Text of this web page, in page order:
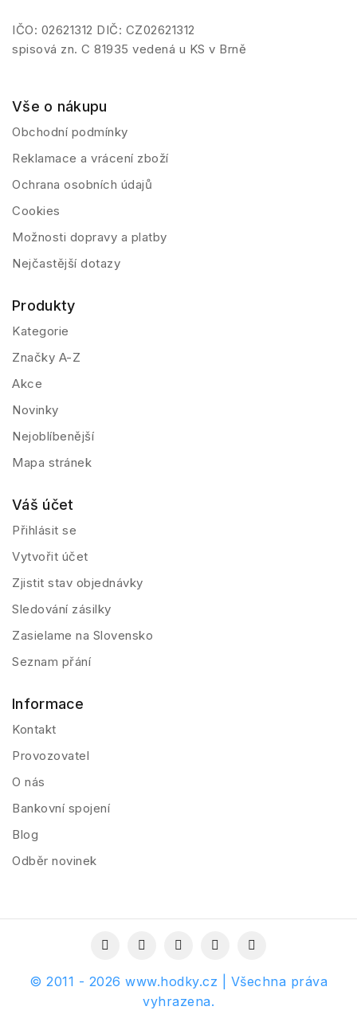
IČO: 02621312 DIČ: CZ02621312
spisová zn. C 81935 vedená u KS v Brně
Vše o nákupu
Obchodní podmínky
Reklamace a vrácení zboží
Ochrana osobních údajů
Cookies
Možnosti dopravy a platby
Nejčastější dotazy
Produkty
Kategorie
Značky A-Z
Akce
Novinky
Nejoblíbenější
Mapa stránek
Váš účet
Přihlásit se
Vytvořit účet
Zjistit stav objednávky
Sledování zásilky
Zasielame na Slovensko
Seznam přání
Informace
Kontakt
Provozovatel
O nás
Bankovní spojení
Blog
Odběr novinek
© 2011 - 2026 www.hodky.cz | Všechna práva
vyhrazena.